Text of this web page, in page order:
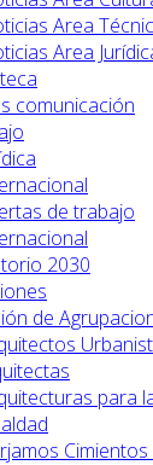
Area
Area
comunicación
de trabajo
2030
de
para
Cimientos